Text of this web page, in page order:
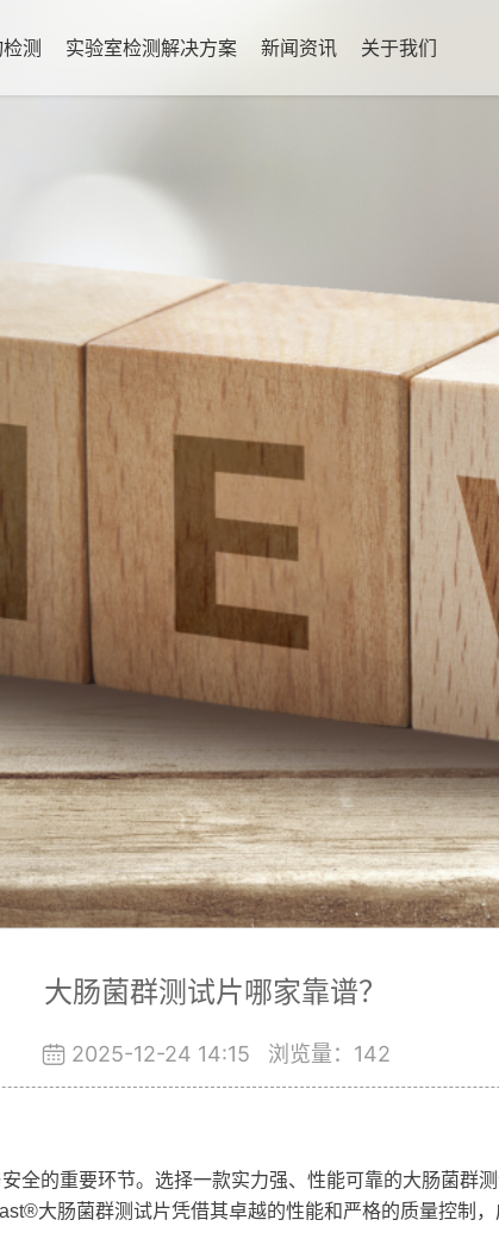
测 实验室检测解决方案 新闻资讯 关于我们
大肠菌群测试片哪家靠谱？
2025-12-24 14:15 浏览量： 142
全的重要环节。选择一款实力强、性能可靠的大肠菌群
大肠菌群测试片凭借其卓越的性能和严格的质量控制，